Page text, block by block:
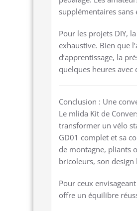
supplémentaires
Pour les projets DIY,
exhaustive. Bien que
d’apprentissage, la
quelques heures avec
Conclusion : Une
Le mlida Kit de
transformer un vélo
GD01 complet et sa
de montagne, pliants
bricoleurs, son
Pour ceux
offre un équilibre